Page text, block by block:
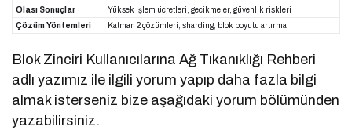
Olası Sonuçlar
Yüksek işlem ücretleri, gecikmeler, güvenlik riskleri
Çözüm Yöntemleri
Katman 2 çözümleri, sharding, blok boyutu artırma
Blok Zinciri Kullanıcılarına Ağ Tıkanıklığı Rehberi
adlı yazımız ile ilgili yorum yapıp daha fazla bilgi
almak isterseniz bize aşağıdaki yorum bölümünden
yazabilirsiniz.